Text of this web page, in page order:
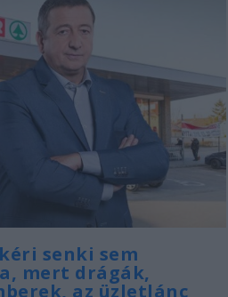
senki sem
mert drágák,
az üzletlánc